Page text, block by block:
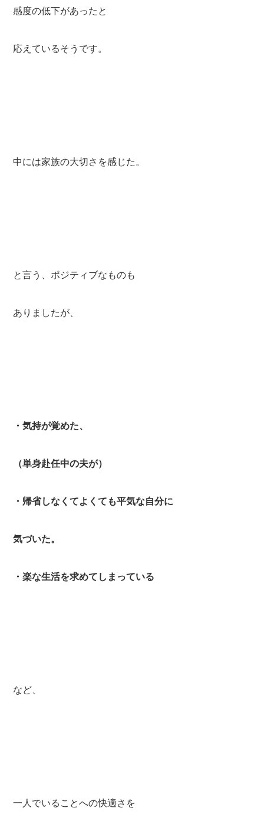
感度の低下があったと
応えているそうです。
中には家族の大切さを感じた。
と言う、ポジティブなものも
ありましたが、
・気持が覚めた、
（単身赴任中の夫が）
・帰省しなくてよくても平気な自分に
気づいた。
・楽な生活を求めてしまっている
など、
一人でいることへの快適さを